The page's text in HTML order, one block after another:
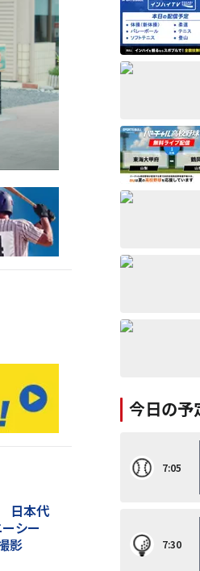
日本代
ーシー
影
今日の予
7:05
7:30